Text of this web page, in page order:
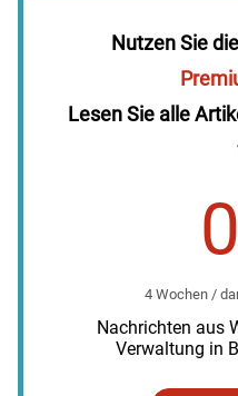
Nutzen Sie
Lesen Sie alle
4 Wochen /
Nachrichten aus
Verwaltung in